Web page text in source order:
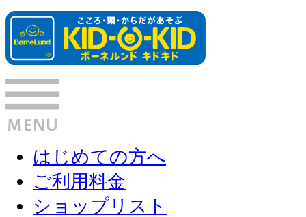
はじめての方へ
ご利用料金
ショップリスト